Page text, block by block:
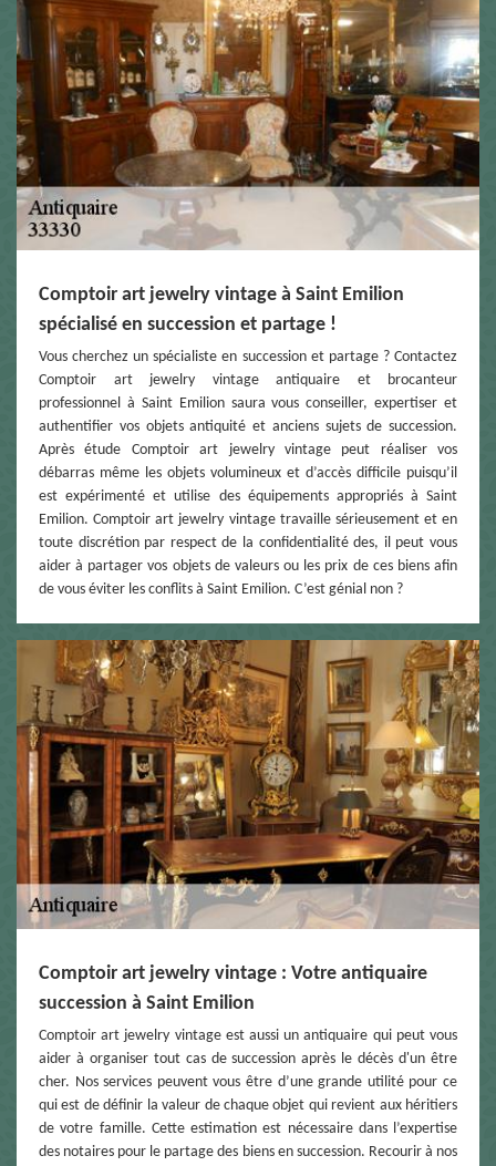
Comptoir art jewelry vintage à Saint Emilion
spécialisé en succession et partage !
Vous cherchez un spécialiste en succession et partage ? Contactez
Comptoir art jewelry vintage antiquaire et brocanteur
professionnel à Saint Emilion saura vous conseiller, expertiser et
authentifier vos objets antiquité et anciens sujets de succession.
Après étude Comptoir art jewelry vintage peut réaliser vos
débarras même les objets volumineux et d’accès difficile puisqu’il
est expérimenté et utilise des équipements appropriés à Saint
Emilion. Comptoir art jewelry vintage travaille sérieusement et en
toute discrétion par respect de la confidentialité des, il peut vous
aider à partager vos objets de valeurs ou les prix de ces biens afin
de vous éviter les conflits à Saint Emilion. C’est génial non ?
Comptoir art jewelry vintage : Votre antiquaire
succession à Saint Emilion
Comptoir art jewelry vintage est aussi un antiquaire qui peut vous
aider à organiser tout cas de succession après le décès d'un être
cher. Nos services peuvent vous être d’une grande utilité pour ce
qui est de définir la valeur de chaque objet qui revient aux héritiers
de votre famille. Cette estimation est nécessaire dans l’expertise
des notaires pour le partage des biens en succession. Recourir à nos